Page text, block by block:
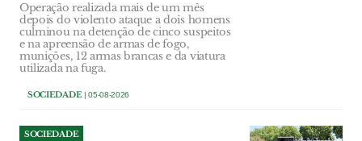
Operação realizada mais de um mês
depois do violento ataque a dois homens
culminou na detenção de cinco suspeitos
e na apreensão de armas de fogo,
munições, 12 armas brancas e da viatura
utilizada na fuga.
SOCIEDADE| 05-08-2026
SOCIEDADE